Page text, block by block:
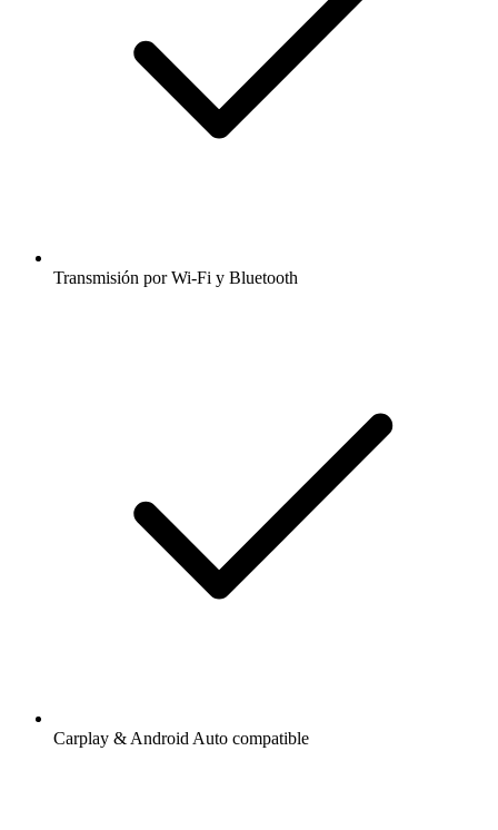
Transmisión por Wi-Fi y Bluetooth
Carplay & Android Auto compatible